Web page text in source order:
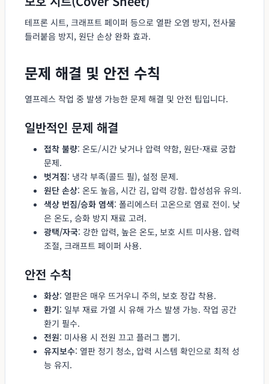
테프론 시트, 크래프트 페이퍼 등으로 열판 오염 방지, 전사물
들러붙음 방지, 원단 손상 완화 효과.
문제 해결 및 안전 수칙
열프레스 작업 중 발생 가능한 문제 해결 및 안전 팁입니다.
일반적인 문제 해결
접착 불량: 온도/시간 낮거나 압력 약함, 원단-재료 궁합
문제.
벗겨짐: 냉각 부족(콜드 필), 설정 문제.
원단 손상: 온도 높음, 시간 김, 압력 강함. 합성섬유 유의.
색상 번짐/승화 염색: 폴리에스터 고온으로 염료 전이. 낮
은 온도, 승화 방지 재료 고려.
광택/자국: 강한 압력, 높은 온도, 보호 시트 미사용. 압력
조절, 크래프트 페이퍼 사용.
안전 수칙
화상: 열판은 매우 뜨거우니 주의, 보호 장갑 착용.
환기: 일부 재료 가열 시 유해 가스 발생 가능. 작업 공간
환기 필수.
전원: 미사용 시 전원 끄고 플러그 뽑기.
유지보수: 열판 정기 청소, 압력 시스템 확인으로 최적 성
능 유지.